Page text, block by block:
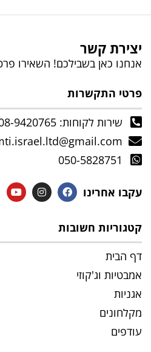
יצירת קשר
אנחנו כאן בשבילכם! השאירו
פרטי התקשרות
שירות לקוחות: 08-9420765
050-5828751
עקבו אחרינו
קטגוריות חשובות
דף הבית
אמבטיות וג'קוזי
אגניות
מקלחונים
עודפים